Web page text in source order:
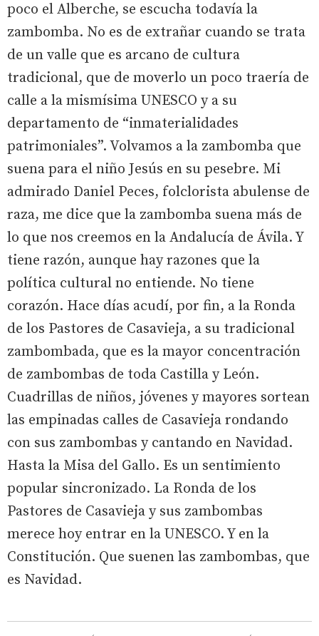
poco el Alberche, se escucha todavía la
zambomba. No es de extrañar cuando se trata
de un valle que es arcano de cultura
tradicional, que de moverlo un poco traería de
calle a la mismísima UNESCO y a su
departamento de “inmaterialidades
patrimoniales”. Volvamos a la zambomba que
suena para el niño Jesús en su pesebre. Mi
admirado Daniel Peces, folclorista abulense de
raza, me dice que la zambomba suena más de
lo que nos creemos en la Andalucía de Ávila. Y
tiene razón, aunque hay razones que la
política cultural no entiende. No tiene
corazón. Hace días acudí, por fin, a la Ronda
de los Pastores de Casavieja, a su tradicional
zambombada, que es la mayor concentración
de zambombas de toda Castilla y León.
Cuadrillas de niños, jóvenes y mayores sortean
las empinadas calles de Casavieja rondando
con sus zambombas y cantando en Navidad.
Hasta la Misa del Gallo. Es un sentimiento
popular sincronizado. La Ronda de los
Pastores de Casavieja y sus zambombas
merece hoy entrar en la UNESCO. Y en la
Constitución. Que suenen las zambombas, que
es Navidad.